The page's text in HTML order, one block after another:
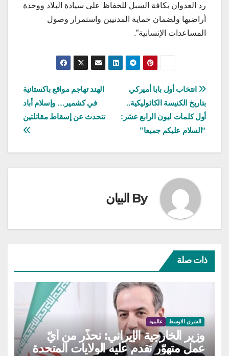
رد العدوان بكافة السبل للحفاظ على سيادة البلاد ووحدة
أراضيها ولضمان حماية المدنيين واستمرار وصول
المساعدات الإنسانية”.
تصفّح
المقالات
الهند تهاجم مواقع باكستانية
في كشمير… وإسلام أباد
تتحدث عن إسقاط مقاتلتين
انتخاب أول بابا أميركي
بتاريخ الكنيسة الكاثوليكية..
أول كلمات ليون الرابع عشر:
“السلام عليكم جميعا”
By البيان
ذات صلة
الشرق الاوسط عالمية
وزير الخارجية الإيراني: نحذّر من أيّ
عمل متهوّر تقدم عليه الولايات المتحدة